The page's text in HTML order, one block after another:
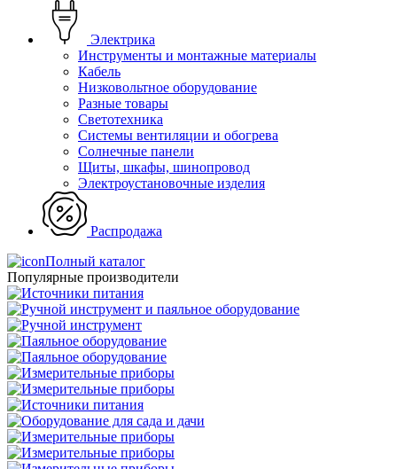
Электрика
Инструменты и монтажные материалы
Кабель
Низковольтное оборудование
Разные товары
Светотехника
Системы вентиляции и обогрева
Солнечные панели
Щиты, шкафы, шинопровод
Электроустановочные изделия
Распродажа
Полный каталог
Популярные производители